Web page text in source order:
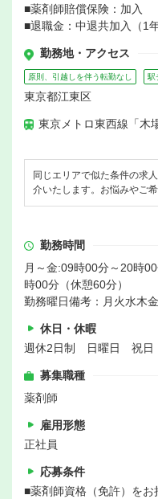
■薬剤師賠償保険：加入
■退職金：中退共加入（1年
勤務地・アクセス
原則、引越しを伴う転勤なし 駅
東京都江東区
東京メトロ東西線「木
同じエリアで似た条件の求
介いたします。お悩みやご
勤務時間
月～金:09時00分～20時
時00分（休憩60分）
勤務曜日備考：月火水木
休日・休暇
週休2日制 日曜日 祝
募集職種
薬剤師
雇用形態
正社員
応募条件
■薬剤師資格（免許）をお